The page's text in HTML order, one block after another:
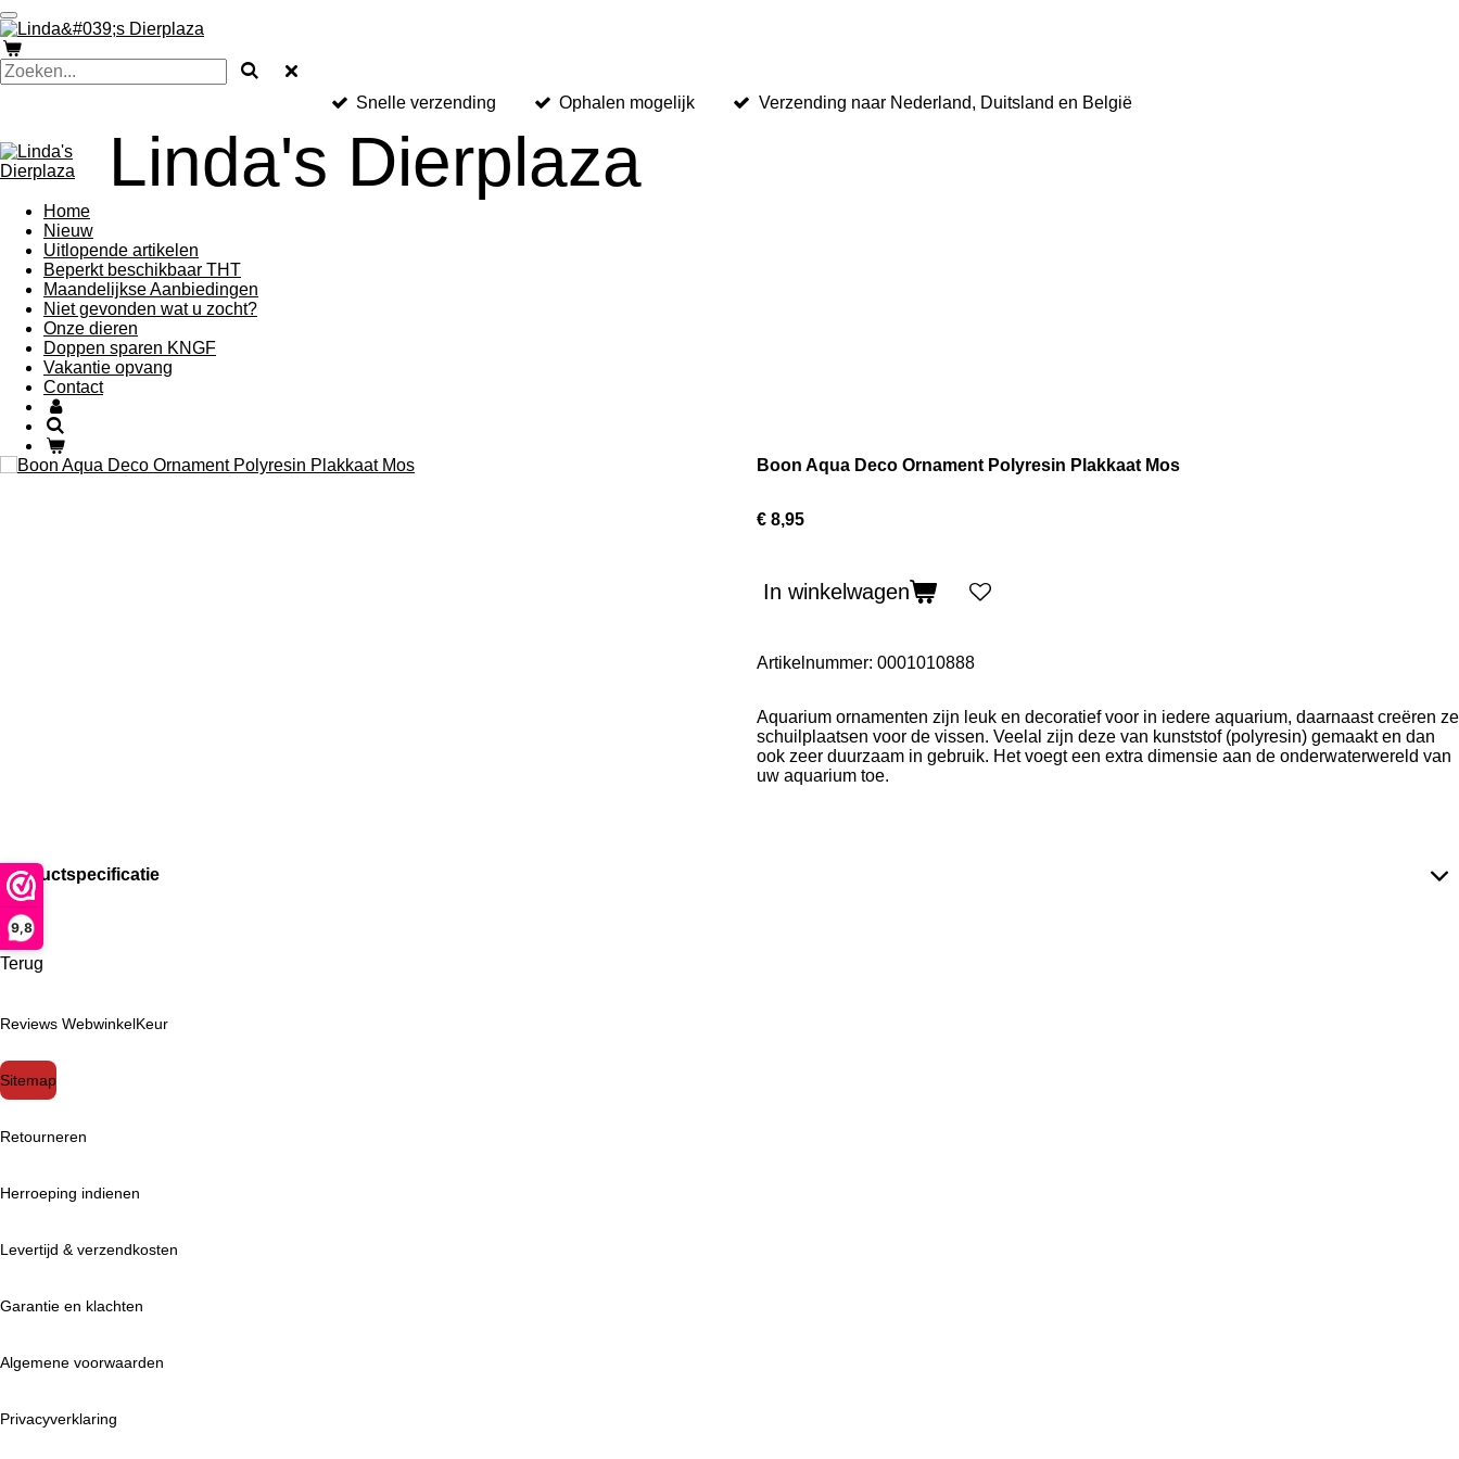
9,8
Ga
direct
naar
de
Snelle verzending Ophalen mogelijk Verzending naar Nederland, Duitsland en België
Linda's Dierplaza
Home
Nieuw
Uitlopende artikelen
Beperkt beschikbaar THT
Maandelijkse Aanbiedingen
Niet gevonden wat u zocht?
Onze dieren
Doppen sparen KNGF
Vakantie opvang
Contact
Boon Aqua Deco Ornament Polyresin Plakkaat Mos
€ 8,95
In winkelwagen
Artikelnummer: 0001010888
Aquarium ornamenten zijn leuk en decoratief voor in iedere aquarium, daarnaast creëren ze
schuilplaatsen voor de vissen. Veelal zijn deze van kunststof (polyresin) gemaakt en dan
ook zeer duurzaam in gebruik. Het voegt een extra dimensie aan de onderwaterwereld van
uw aquarium toe.
Productspecificatie
Terug
Reviews WebwinkelKeur
Sitemap
Retourneren
Herroeping indienen
Levertijd & verzendkosten
Garantie en klachten
Algemene voorwaarden
Privacyverklaring